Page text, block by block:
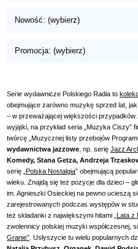
Nowość: (wybierz)
Promocja: (wybierz)
Serie wydawnicze Polskiego Radia to
obejmujące zarówno muzykę sprzed lat,
– w przeważającej większości
wyjątki, na przykład seria „Muzyka Ciszy”
twórcę „Muzycznej listy przebojów
wydawnictwa jazzowe , np. serię Jazz
Komedy, Stana Getza, Andrzeja
serię Polska Nostalgia” obejmującą
wieku. Znajdą się też pozycje dla dzieci –
im. Agnieszki Osieckiej na pewno ucieszą
zarejestrowanych podczas występów w
też składanki z największymi hitami „Lata z
zwolennicy polskiej muzyki współczesnej,
Granie” . Usłyszycie tu wielu popularnych